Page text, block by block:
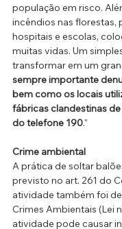
população em risco.
incêndios nas florestas,
hospitais e escolas,
muitas vidas. Um
transformar em um
sempre importante
bem como os locais
fábricas clandestinas
do telefone 190."
Crime ambiental
A prática de soltar
previsto no art. 261 do
atividade também foi
Crimes Ambientais (Lei
atividade pode causar